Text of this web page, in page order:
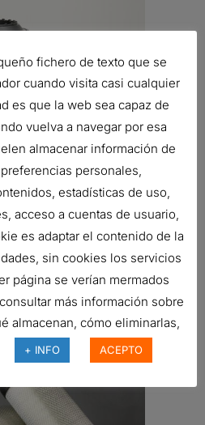
AIRE, RADIALSEAL
114,14€
fichero de texto que se
cuando visita casi cualquier
es que la web sea capaz de
vuelva a navegar por esa
almacenar información de
personales,
estadísticas de uso,
acceso a cuentas de usuario,
es adaptar el contenido de la
sin cookies los servicios
página se verían mermados
más información sobre
almacenan, cómo eliminarlas,
+ INFO ACEPTO